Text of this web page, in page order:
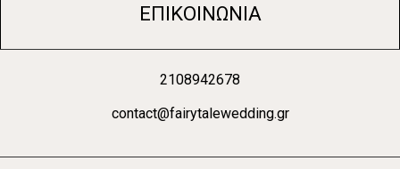
ΕΠΙΚΟΙΝΩΝΙΑ
2108942678
contact@fairytalewedding.gr